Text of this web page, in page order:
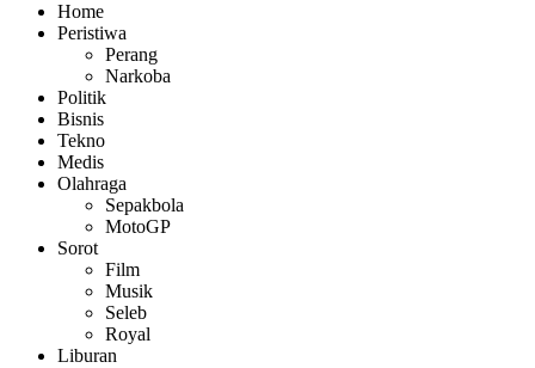
Home
Peristiwa
Perang
Narkoba
Politik
Bisnis
Tekno
Medis
Olahraga
Sepakbola
MotoGP
Sorot
Film
Musik
Seleb
Royal
Liburan